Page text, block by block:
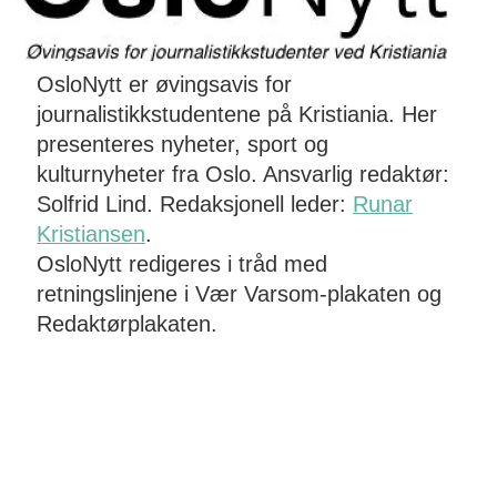
OsloNytt er øvingsavis for
journalistikkstudentene på Kristiania. Her
presenteres nyheter, sport og
kulturnyheter fra Oslo. Ansvarlig redaktør:
Solfrid Lind. Redaksjonell leder: Runar
Kristiansen.
OsloNytt redigeres i tråd med
retningslinjene i Vær Varsom-plakaten og
Redaktørplakaten.